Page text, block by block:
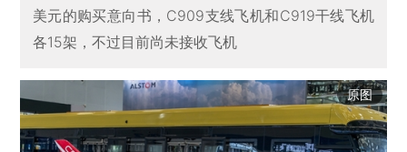
美元的购买意向书，C909支线飞机和C919干线飞机
各15架，不过目前尚未接收飞机
原图